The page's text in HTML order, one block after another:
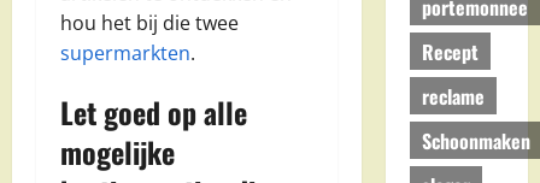
hou het bij die twee
supermarkten.
Let goed op alle
mogelijke
portemonnee
Recept
reclame
Schoonmaken